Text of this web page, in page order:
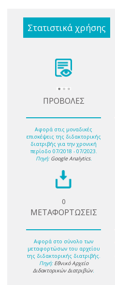
Στατιστικά χρήσης
ΠΡΟΒΟΛΕΣ
Αφορά στις μοναδικές
επισκέψεις της διδακτορικής
διατριβής για την χρονική
περίοδο 07/2018 - 07/2023.
Πηγή: Google Analytics.
0
ΜΕΤΑΦΟΡΤΩΣΕΙΣ
Αφορά στο σύνολο των
μεταφορτώσων του αρχείου
της διδακτορικής διατριβής.
Πηγή: Εθνικό Αρχείο
Διδακτορικών Διατριβών.